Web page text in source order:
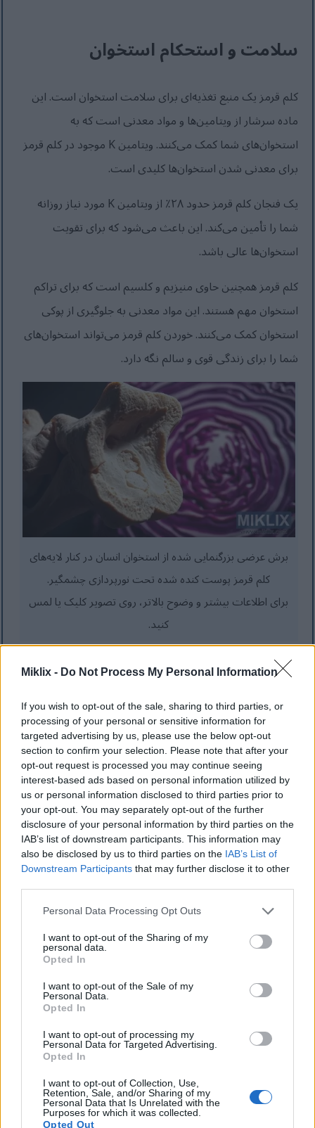
Miklix - Do Not Process My Personal Information
If you wish to opt-out of the sale, sharing to third parties, or
processing of your personal or sensitive information for
targeted advertising by us, please use the below opt-out
section to confirm your selection. Please note that after your
opt-out request is processed you may continue seeing
interest-based ads based on personal information utilized by
us or personal information disclosed to third parties prior to
your opt-out. You may separately opt-out of the further
disclosure of your personal information by third parties on the
IAB’s list of downstream participants. This information may
also be disclosed by us to third parties on the IAB’s List of
Downstream Participants that may further disclose it to other
Please note that this website/app uses one or more Google
not limited to your visit or usage behaviour. You may click to
grant or deny consent to Google and its third-party tags to
use your data for below specified purposes in below Google
consent section.
Personal Data Processing Opt Outs
I want to opt-out of the Sharing of my
personal data.
Opted In
I want to opt-out of the Sale of my
Personal Data.
Opted In
I want to opt-out of processing my
Personal Data for Targeted Advertising.
Opted In
I want to opt-out of Collection, Use,
Retention, Sale, and/or Sharing of my
Personal Data that Is Unrelated with the
Purposes for which it was collected.
Opted Out
سلامت و استحکام استخوان
کلم قرمز یک منبع تغذیه‌ای برای سلامت استخوان است. این
ماده سرشار از ویتامین‌ها و مواد معدنی است که به
استخوان‌های شما کمک می‌کنند. ویتامین K موجود در کلم قرمز
برای معدنی شدن استخوان‌ها کلیدی است.
یک فنجان کلم قرمز حدود ۲۸٪ از ویتامین K مورد نیاز روزانه
شما را تأمین می‌کند. این باعث می‌شود که برای تقویت
استخوان‌ها عالی باشد.
کلم قرمز همچنین حاوی منیزیم و کلسیم است که برای تراکم
استخوان مهم هستند. این مواد معدنی به جلوگیری از پوکی
استخوان کمک می‌کنند. خوردن کلم قرمز می‌تواند استخوان‌های
شما را برای زندگی قوی و سالم نگه دارد.
برش عرضی بزرگنمایی شده از استخوان انسان در کنار لایه‌های
کلم قرمز پوست کنده شده تحت نورپردازی چشمگیر.
برای اطلاعات بیشتر و وضوح بالاتر، روی تصویر کلیک یا لمس
کنید.
پیشگیری از بیماری: سرطان و فراتر از
کلم قرمز کمک بزرگی در مبارزه با سرطان است. این کلم
سرشار از سولفورافان و آنتوسیانین است که از بدن ما
محافظت می‌کنند. مطالعات نشان می‌دهد که خوردن مقدار
زیادی سبزیجات چلیپایی، مانند کلم قرمز، می‌تواند خطر ابتلا به
سرطان روده بزرگ را تا ۱۸٪ کاهش دهد.
این ترکیبات به جلوگیری از رشد سلول‌های سرطانی و حذف
مواد مضر کمک می‌کنند. افزودن کلم قرمز به وعده‌های غذایی
می‌تواند آنها را بهتر کند و به حفظ سلامت شما کمک کند. این
یک روش خوشمزه برای مبارزه با سرطان است.
تقویت سلامت گوارش
کلم قرمز برای سلامت دستگاه گوارش شما عالی است زیرا
سرشار از فیبر است. خوردن آن واقعاً می‌تواند به روده شما